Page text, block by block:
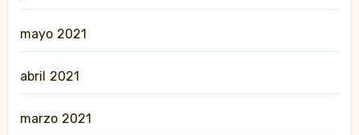
mayo 2021
abril 2021
marzo 2021